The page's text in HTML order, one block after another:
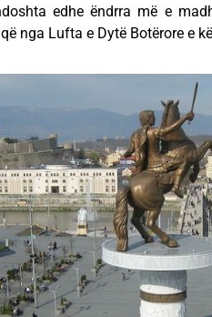
edhe ëndrra më e
nga Lufta e Dytë Botërore e